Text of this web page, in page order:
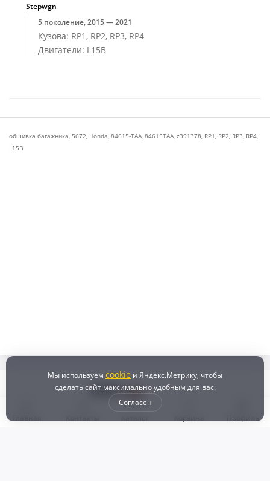
Stepwgn
5 поколение, 2015 — 2021
Кузова: RP1, RP2, RP3, RP4
Двигатели: L15B
обшивка багажника, 5672, Honda, 84615-TAA, 84615TAA, z391378, RP1, RP2, RP3, RP4,
L15B
Мы используем cookie и Яндекс.Метрику, чтобы
сделать сайт максимально удобным для вас.
Согласен